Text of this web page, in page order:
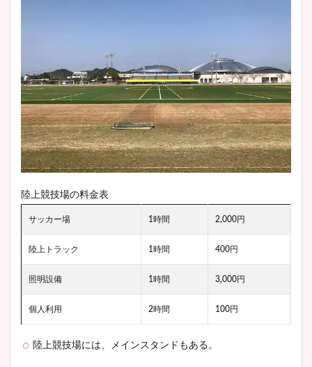
陸上競技場の料金表
サッカー場 1時間 2,000円
陸上トラック 1時間 400円
照明設備 1時間 3,000円
個人利用 2時間 100円
陸上競技場には、メインスタンドもある。